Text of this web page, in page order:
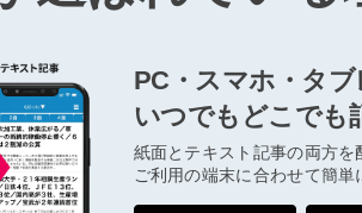
PC・スマホ・タ
いつでもどこでも
紙面とテキスト記事の両方を
ご利用の端末に合わせて簡単